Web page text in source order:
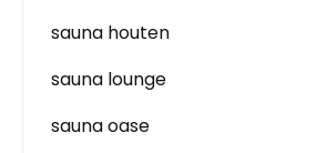
sauna houten
sauna lounge
sauna oase